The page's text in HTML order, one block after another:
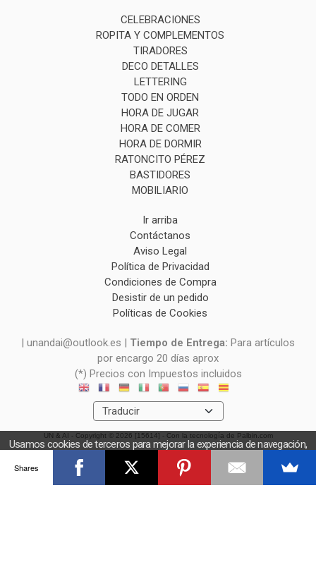
CELEBRACIONES
ROPITA Y COMPLEMENTOS
TIRADORES
DECO DETALLES
LETTERING
TODO EN ORDEN
HORA DE JUGAR
HORA DE COMER
HORA DE DORMIR
RATONCITO PÉREZ
BASTIDORES
MOBILIARIO
Ir arriba
Contáctanos
Aviso Legal
Política de Privacidad
Condiciones de Compra
Desistir de un pedido
Políticas de Cookies
| unandai@outlook.es | Tiempo de Entrega: Para artículos
por encargo 20 días aprox
(*) Precios con Impuestos incluidos
UN & AI - Copyright © 2026 [15614] - Con la tecnología de Palbin.com
Usamos cookies de terceros para mejorar la experiencia de navegación,
y obtener estadísticas anónimas. Si continúa navegando consideramos
que acepta el uso de cookies.
OK Más información
Shares